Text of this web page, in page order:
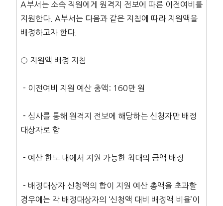
A부서는 소속 직원에게 원격지 전보에 따른 이전여비를
지원한다. A부서는 다음과 같은 지침에 따라 지원액을
배정하고자 한다.
○ 지원액 배정 지침
－이전여비 지원 예산 총액: 160만 원
－심사를 통해 원격지 전보에 해당하는 신청자만 배정
대상자로 함
－예산 한도 내에서 지원 가능한 최대의 금액 배정
－배정대상자 신청액의 합이 지원 예산 총액을 초과할
경우에는 각 배정대상자의 ‘신청액 대비 배정액 비율’이